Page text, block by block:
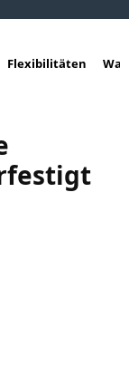
Flexibilitäten